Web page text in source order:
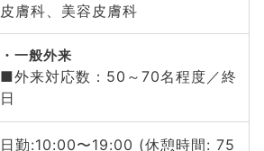
皮膚科、美容皮膚科
一般外来
■外来対応数：50～70名程度／終
日
日勤:10:00〜19:00 (休憩時間: 75